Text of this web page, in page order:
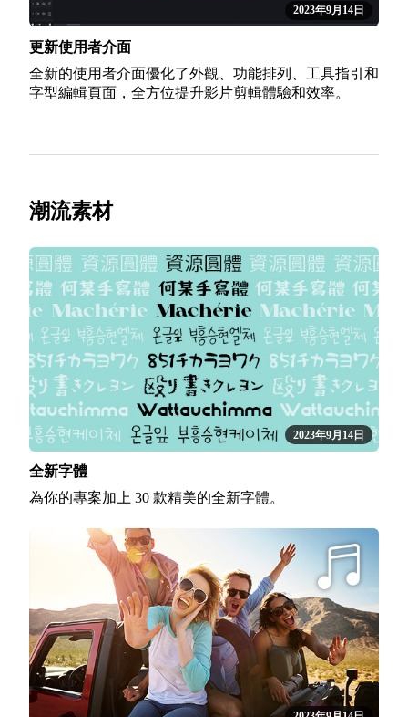
2023年9月14日
更新使用者介面
全新的使用者介面優化了外觀、功能排列、工具指引和
字型編輯頁面，全方位提升影片剪輯體驗和效率。
潮流素材
2023年9月14日
全新字體
為你的專案加上 30 款精美的全新字體。